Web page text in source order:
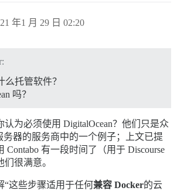
年1 月 29 日 02:20
么托管软件？
吗？
为必须使用 DigitalOcean？他们只是众
务器的服务商中的一个例子；上文已提
Contabo 有一段时间了（用于 Discourse
很满意。
“这些步骤适用于任何兼容 Docker的云